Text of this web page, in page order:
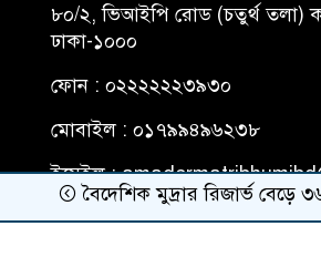
৮০/২, ভিআইপি রোড (চতুর্থ তলা)
ঢাকা-১০০০
ফোন : ০২২২২২২৩৯৩০
মোবাইল : ০১৭৯৯৪৯৬২৩৮
ইমেইল :
বৈদেশিক মুদ্রার রিজার্ভ বেড়ে ৩৬.৫৯